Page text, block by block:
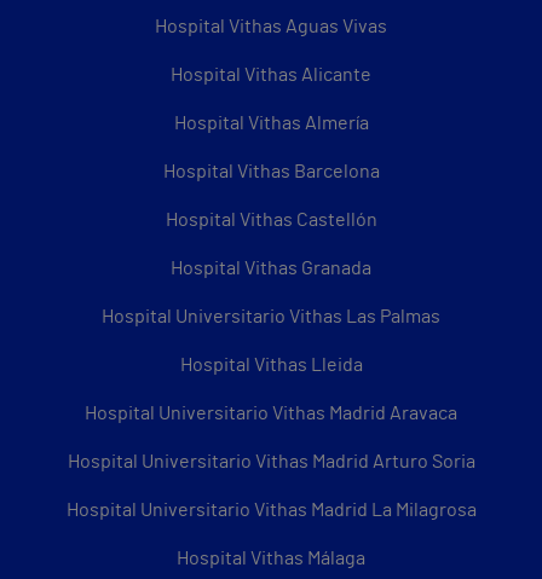
Hospital Vithas Aguas Vivas
Hospital Vithas Alicante
Hospital Vithas Almería
Hospital Vithas Barcelona
Hospital Vithas Castellón
Hospital Vithas Granada
Hospital Universitario Vithas Las Palmas
Hospital Vithas Lleida
Hospital Universitario Vithas Madrid Aravaca
Hospital Universitario Vithas Madrid Arturo Soria
Hospital Universitario Vithas Madrid La Milagrosa
Hospital Vithas Málaga